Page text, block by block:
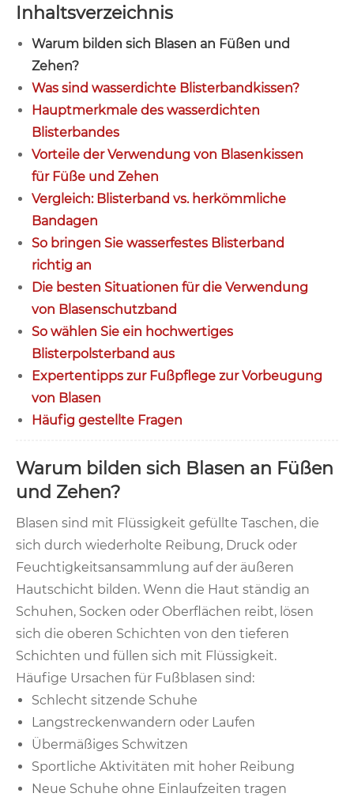
Inhaltsverzeichnis
Warum bilden sich Blasen an Füßen und
Zehen?
Was sind wasserdichte Blisterbandkissen?
Hauptmerkmale des wasserdichten
Blisterbandes
Vorteile der Verwendung von Blasenkissen
für Füße und Zehen
Vergleich: Blisterband vs. herkömmliche
Bandagen
So bringen Sie wasserfestes Blisterband
richtig an
Die besten Situationen für die Verwendung
von Blasenschutzband
So wählen Sie ein hochwertiges
Blisterpolsterband aus
Expertentipps zur Fußpflege zur Vorbeugung
von Blasen
Häufig gestellte Fragen
Warum bilden sich Blasen an Füßen
und Zehen?
Blasen sind mit Flüssigkeit gefüllte Taschen, die
sich durch wiederholte Reibung, Druck oder
Feuchtigkeitsansammlung auf der äußeren
Hautschicht bilden. Wenn die Haut ständig an
Schuhen, Socken oder Oberflächen reibt, lösen
sich die oberen Schichten von den tieferen
Schichten und füllen sich mit Flüssigkeit.
Häufige Ursachen für Fußblasen sind:
Schlecht sitzende Schuhe
Langstreckenwandern oder Laufen
Übermäßiges Schwitzen
Sportliche Aktivitäten mit hoher Reibung
Neue Schuhe ohne Einlaufzeiten tragen